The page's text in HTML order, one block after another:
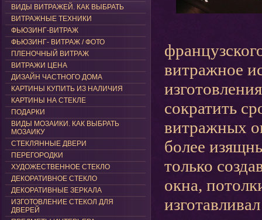
ВИДЫ ВИТРАЖЕЙ. КАК ВЫБРАТЬ
ВИТРАЖНЫЕ ТЕХНИКИ
ФЬЮЗИНГ-ВИТРАЖ
ФЬЮЗИНГ- ВИТРАЖ / ФОТО
ПЛЕНОЧНЫЙ ВИТРАЖ
ВИТРАЖИ ЦЕНА
ДИЗАЙН ЧАСТНОГО ДОМА
КАРТИНЫ КУПИТЬ ИЗ НАЛИЧИЯ
КАРТИНЫ НА СТЕКЛЕ
ПОДАРКИ
ВИДЫ МОЗАИКИ. КАК ВЫБРАТЬ
МОЗАИКУ
СТЕКЛЯННЫЕ ДВЕРИ
ПЕРЕГОРОДКИ
ХУДОЖЕСТВЕННОЕ СТЕКЛО
ДЕКОРАТИВНОЕ СТЕКЛО
ДЕКОРАТИВНЫЕ ЗЕРКАЛА
ИЗГОТОВЛЕНИЕ СТЕКОЛ ДЛЯ
ДВЕРЕЙ
витражное
сократить
витражных
более
только
окна,